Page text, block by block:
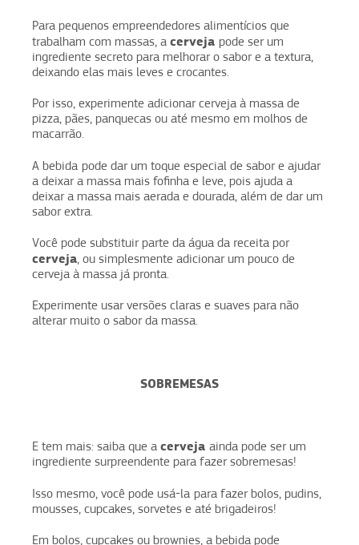
Para pequenos empreendedores alimentícios que
trabalham com massas, a cerveja pode ser um
ingrediente secreto para melhorar o sabor e a textura,
deixando elas mais leves e crocantes.
Por isso, experimente adicionar cerveja à massa de
pizza, pães, panquecas ou até mesmo em molhos de
macarrão.
A bebida pode dar um toque especial de sabor e ajudar
a deixar a massa mais fofinha e leve, pois ajuda a
deixar a massa mais aerada e dourada, além de dar um
sabor extra.
Você pode substituir parte da água da receita por
cerveja, ou simplesmente adicionar um pouco de
cerveja à massa já pronta.
Experimente usar versões claras e suaves para não
alterar muito o sabor da massa.
SOBREMESAS
E tem mais: saiba que a cerveja ainda pode ser um
ingrediente surpreendente para fazer sobremesas!
Isso mesmo, você pode usá-la para fazer bolos, pudins,
mousses, cupcakes, sorvetes e até brigadeiros!
Em bolos, cupcakes ou brownies, a bebida pode